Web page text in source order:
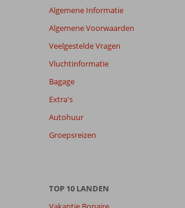
Beoordelingen
die
zijn
meer
relevantie
Algemene Informatie
Algemene Voorwaarden
Veelgestelde Vragen
Vluchtinformatie
Bagage
Extra's
Autohuur
Groepsreizen
TOP 10 LANDEN